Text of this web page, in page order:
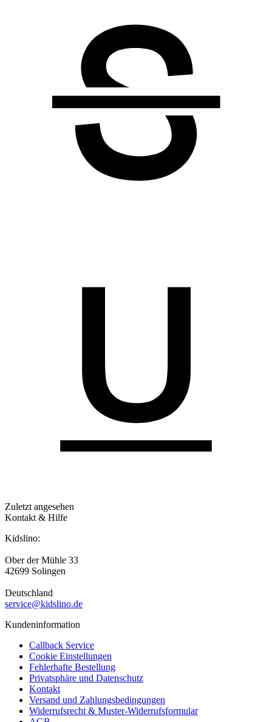
Zuletzt angesehen
Kontakt & Hilfe
Kidslino:
Ober der Mühle 33
42699 Solingen
Deutschland
service@kidslino.de
Kundeninformation
Callback Service
Cookie Einstellungen
Fehlerhafte Bestellung
Privatsphäre und Datenschutz
Kontakt
Versand und Zahlungsbedingungen
Widerrufsrecht & Muster-Widerrufsformular